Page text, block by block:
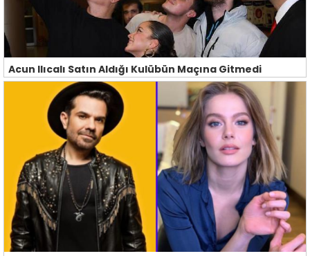
Acun Ilıcalı Satın Aldığı Kulübün Maçına Gitmedi